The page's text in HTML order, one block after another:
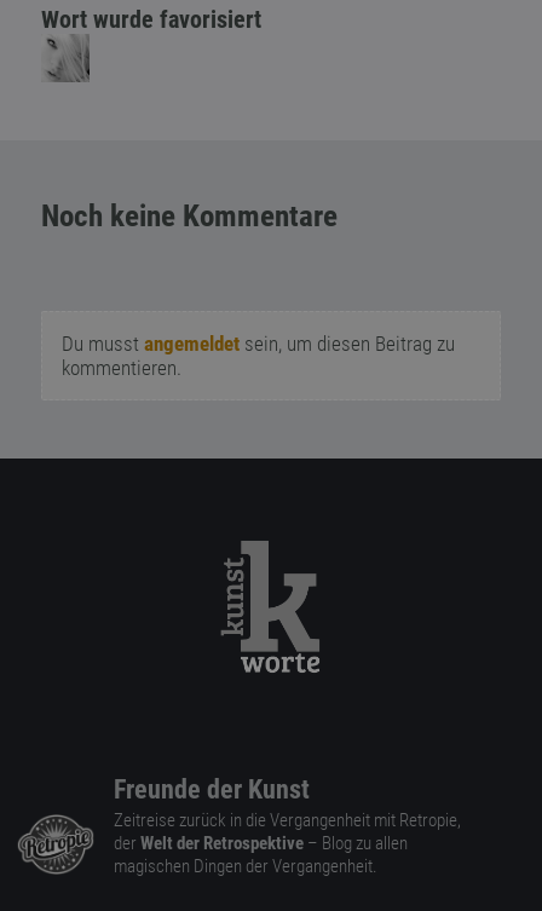
Wort wurde favorisiert
Noch keine Kommentare
Du musst angemeldetsein, um diesen Beitrag zu
kommentieren.
Freunde der Kunst
Zeitreise zurück in die Vergangenheit mit Retropie,
der Welt der Retrospektive – Blog zu allen
magischen Dingen der Vergangenheit.